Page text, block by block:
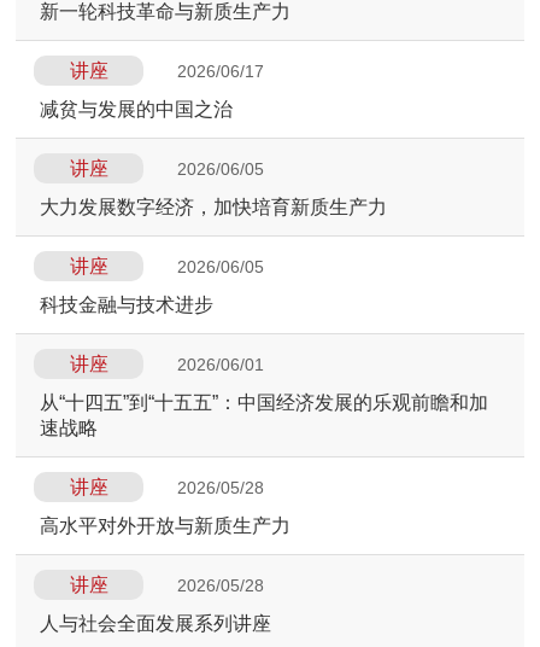
新一轮科技革命与新质生产力
讲座 2026/06/17
减贫与发展的中国之治
讲座 2026/06/05
大力发展数字经济，加快培育新质生产力
讲座 2026/06/05
科技金融与技术进步
讲座 2026/06/01
从“十四五”到“十五五”：中国经济发展的乐观前瞻和加
速战略
讲座 2026/05/28
高水平对外开放与新质生产力
讲座 2026/05/28
人与社会全面发展系列讲座